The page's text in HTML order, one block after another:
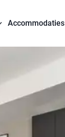
Accommodaties